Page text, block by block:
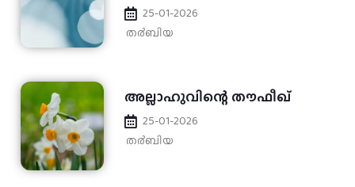
25-01-2026
ത൪ബിയ
അല്ലാഹുവിന്റെ തൗഫീഖ്
25-01-2026
ത൪ബിയ